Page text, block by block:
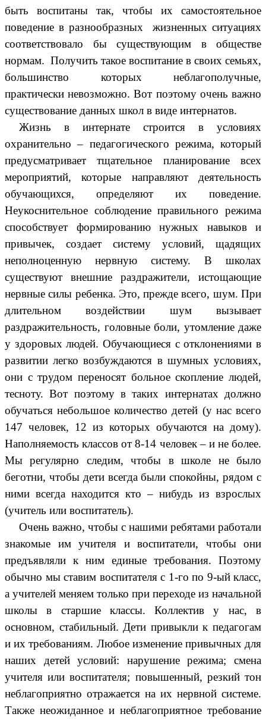
быть воспитаны так, чтобы их самостоятельное
поведение в разнообразных жизненных ситуациях
соответствовало бы существующим в обществе
нормам. Получить такое воспитание в своих семьях,
большинство которых неблагополучные,
практически невозможно. Вот поэтому очень важно
существование данных школ в виде интернатов.
Жизнь в интернате строится в условиях
охранительно – педагогического режима, который
предусматривает тщательное планирование всех
мероприятий, которые направляют деятельность
обучающихся, определяют их поведение.
Неукоснительное соблюдение правильного режима
способствует формированию нужных навыков и
привычек, создает систему условий, щадящих
неполноценную нервную систему. В школах
существуют внешние раздражители, истощающие
нервные силы ребенка. Это, прежде всего, шум. При
длительном воздействии шум вызывает
раздражительность, головные боли, утомление даже
у здоровых людей. Обучающиеся с отклонениями в
развитии легко возбуждаются в шумных условиях,
они с трудом переносят больное скопление людей,
тесноту. Вот поэтому в таких интернатах должно
обучаться небольшое количество детей (у нас всего
147 человек, 12 из которых обучаются на дому).
Наполняемость классов от 8-14 человек – и не более.
Мы регулярно следим, чтобы в школе не было
беготни, чтобы дети всегда были спокойны, рядом с
ними всегда находится кто – нибудь из взрослых
(учитель или воспитатель).
Очень важно, чтобы с нашими ребятами работали
знакомые им учителя и воспитатели, чтобы они
предъявляли к ним единые требования. Поэтому
обычно мы ставим воспитателя с 1-го по 9-ый класс,
а учителей меняем только при переходе из начальной
школы в старшие классы. Коллектив у нас, в
основном, стабильный. Дети привыкли к педагогам
и их требованиям. Любое изменение привычных для
наших детей условий: нарушение режима; смена
учителя или воспитателя; повышенный, резкий тон
неблагоприятно отражается на их нервной системе.
Также неожиданное и неблагоприятное требование